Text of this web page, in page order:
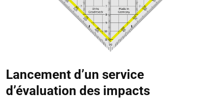
Lancement d’un service
d’évaluation des impacts